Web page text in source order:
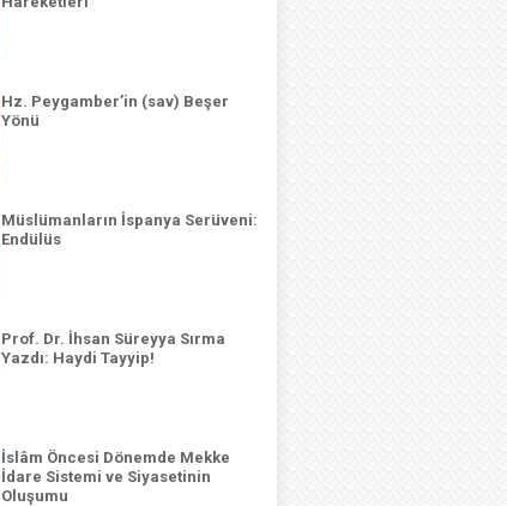
Hz. Peygamber’in (sav) Beşer
Yönü
Müslümanların İspanya Serüveni:
Endülüs
Prof. Dr. İhsan Süreyya Sırma
Yazdı: Haydi Tayyip!
İslâm Öncesi Dönemde Mekke
İdare Sistemi ve Siyasetinin
Oluşumu